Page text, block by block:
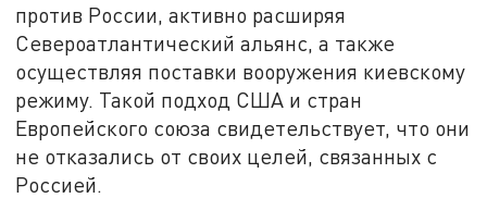
против России, активно расширяя
Североатлантический альянс, а также
осуществляя поставки вооружения киевскому
режиму. Такой подход США и стран
Европейского союза свидетельствует, что они
не отказались от своих целей, связанных с
Россией.